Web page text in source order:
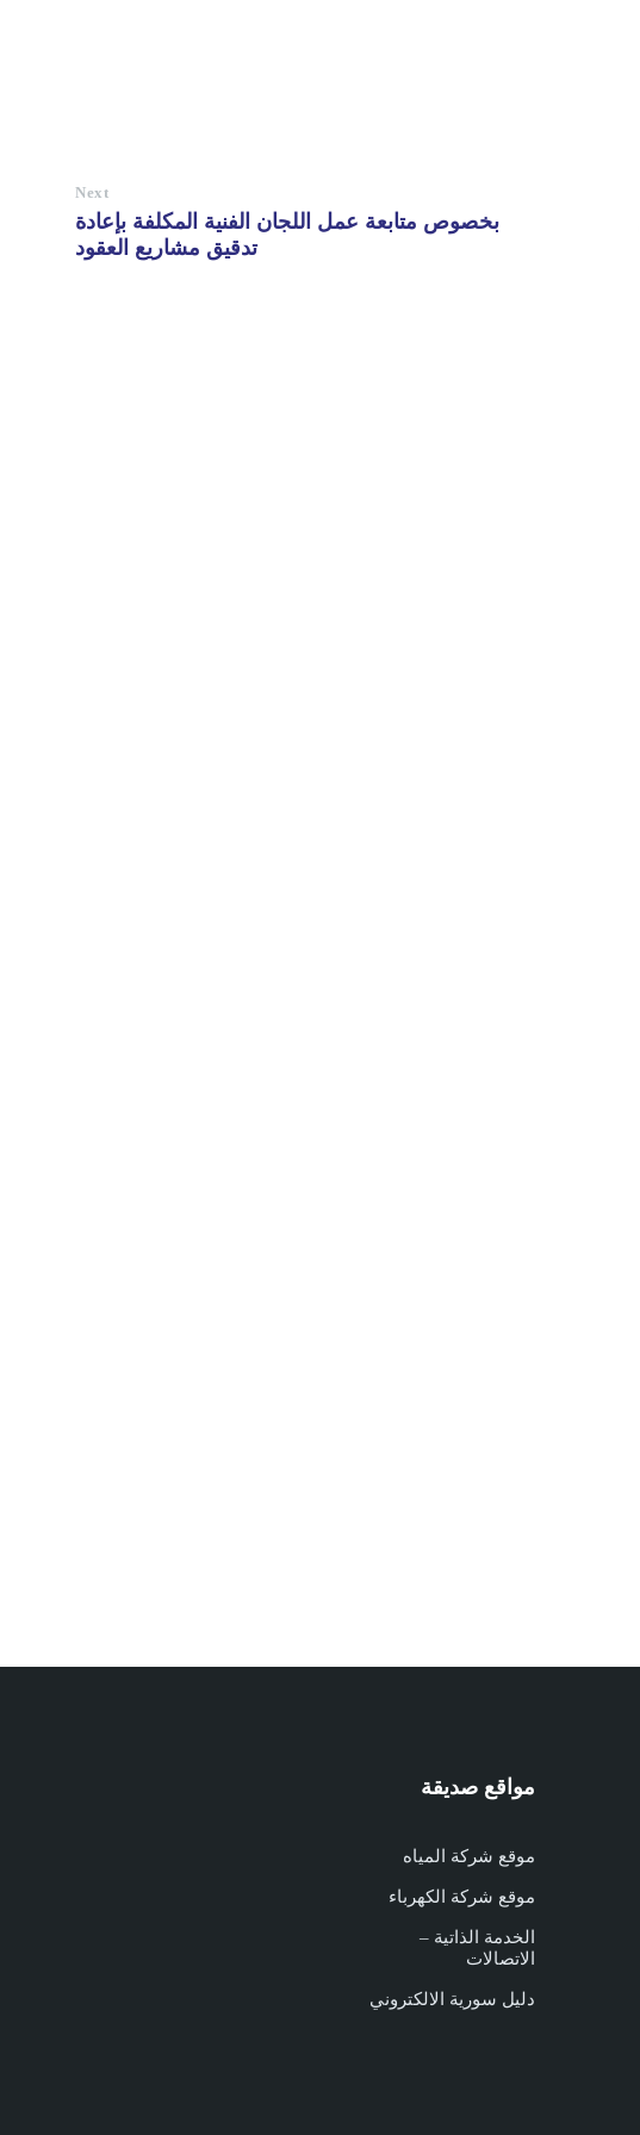
Next
بخصوص متابعة عمل اللجان الفنية المكلفة بإعادة
تدقيق مشاريع العقود
مواقع صديقة
موقع شركة المياه
موقع شركة الكهرباء
الخدمة الذاتية –
الاتصالات
دليل سورية الالكتروني